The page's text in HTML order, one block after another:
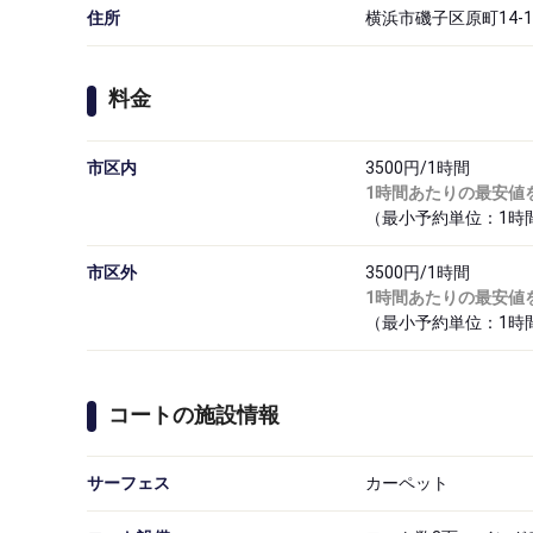
住所 横浜市磯子区原町14-1
料金
市区内
3500円/1時間
1時間あたりの最安値
（最小予約単位：1時
市区外
3500円/1時間
1時間あたりの最安値
（最小予約単位：1時
コートの施設情報
サーフェス カーペット